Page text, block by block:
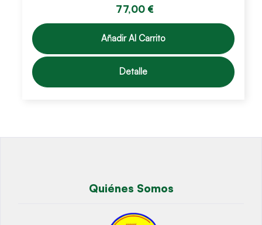
77,00 €
Añadir Al Carrito
Detalle
Quiénes Somos